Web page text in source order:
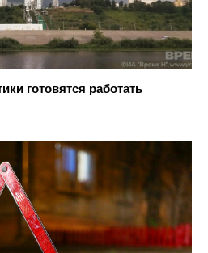
готовятся работать